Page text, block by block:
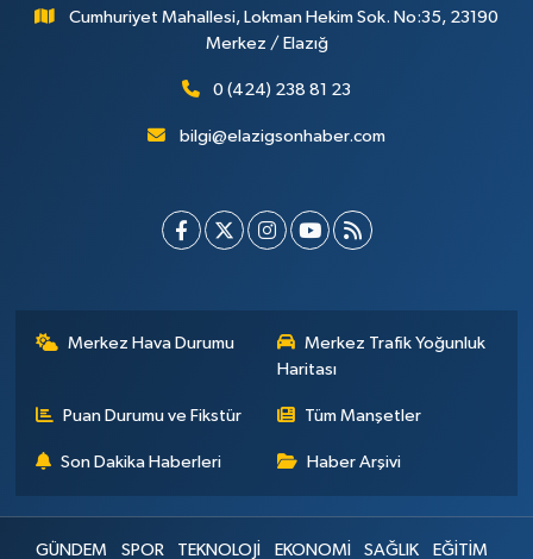
Cumhuriyet Mahallesi, Lokman Hekim Sok. No:35, 23190
Merkez / Elazığ
0 (424) 238 81 23
bilgi@elazigsonhaber.com
Merkez Hava Durumu
Merkez Trafik Yoğunluk
Haritası
Puan Durumu ve Fikstür Tüm Manşetler
Son Dakika Haberleri Haber Arşivi
GÜNDEM SPOR TEKNOLOJİ EKONOMİ SAĞLIK EĞİTİM